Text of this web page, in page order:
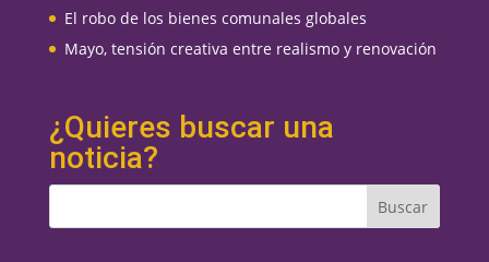
El robo de los bienes comunales globales
Mayo, tensión creativa entre realismo y renovación
¿Quieres buscar una
noticia?